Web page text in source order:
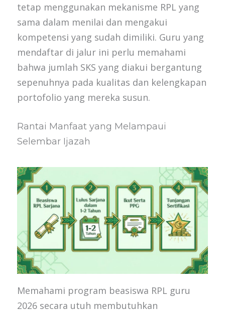
tetap menggunakan mekanisme RPL yang
sama dalam menilai dan mengakui
kompetensi yang sudah dimiliki. Guru yang
mendaftar di jalur ini perlu memahami
bahwa jumlah SKS yang diakui bergantung
sepenuhnya pada kualitas dan kelengkapan
portofolio yang mereka susun.
Rantai Manfaat yang Melampaui
Selembar Ijazah
Memahami program beasiswa RPL guru
2026 secara utuh membutuhkan